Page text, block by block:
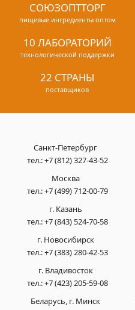
СОЮЗОПТТОРГ
пищевые ингредиенты оптом
10 ЛАБОРАТОРИЙ
технологической поддержки
22 СТРАНЫ
поставщиков
Санкт-Петербург
тел.:+7 (812) 327-43-52
Москва
тел.:+7 (499) 712-00-79
г. Казань
тел.:+7 (843) 524-70-58
г. Новосибирск
тел.:+7 (383) 280-42-53
г. Владивосток
тел.:+7 (423) 205-59-08
Беларусь, г. Минск